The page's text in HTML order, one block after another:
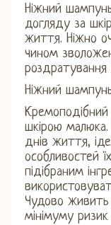
Ніжний
догляду за
життя. Ніжно
чином
роздратування
Ніжний
шкірою
днів життя,
особливостей
підібраним
Чудово живить
мінімуму ризик